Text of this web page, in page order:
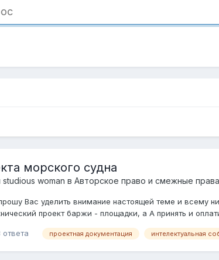
морского судна
studious woman в Авторское право и смежные
Вас уделить внимание настоящей теме и всему
проект баржи - площадки, а А принять и
ответа проектная документация интелектуальная